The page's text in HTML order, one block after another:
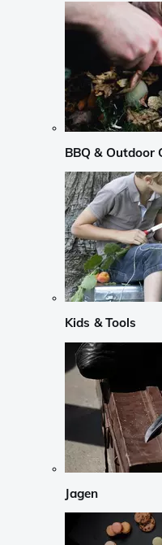
BBQ & Outdoor
Kids & Tools
Jagen